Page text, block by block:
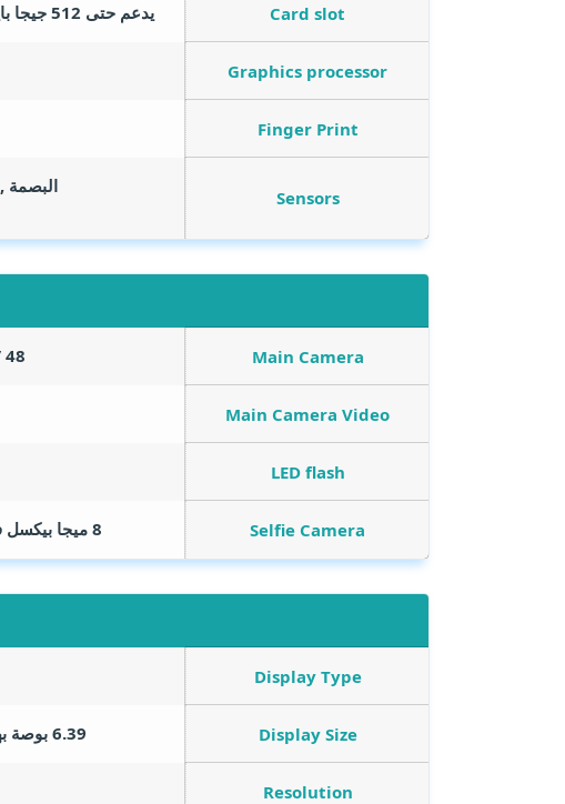
Card slot يدعم حتى 512 جيجا بايت ويتم تركيبه في مكان مخصص للكارت
Graphics processor
Finger Print
Sensors
البصمة
Main Camera
48 / 8 / 2
Main Camera Video
LED flash
Selfie Camera 8 ميجا بيكسل فتحة عدسة F/2.0
Display Type
Display Size 6.39 بوصة بها ثقب صغير للسيلفي
Resolution